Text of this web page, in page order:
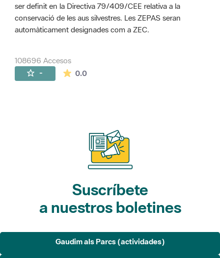
ser definit en la Directiva 79/409/CEE relativa a la
conservació de les aus silvestres. Les ZEPAS seran
automàticament designades com a ZEC.
108696 Accesos
- 0.0La valoración media es de 0 estrellas de
Suscríbete
a nuestros boletines
Gaudim als Parcs (actividades)